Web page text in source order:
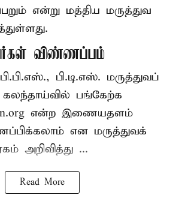
என்று மத்திய மருத்துவ
விண்ணப்பம்
பி.டி.எஸ். மருத்துவப்
கலந்தாய்வில் பங்கேற்க
என்ற இணையதளம்
என மருத்துவக்
அறிவித்து ...
Read More